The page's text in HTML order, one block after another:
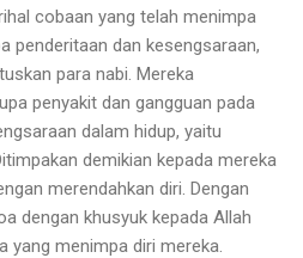
cobaan yang telah menimpa
penderitaan dan kesengsaraan,
para nabi. Mereka
penyakit dan gangguan pada
dalam hidup, yaitu
demikian kepada mereka
merendahkan diri. Dengan
dengan khusyuk kepada Allah
yang menimpa diri mereka.